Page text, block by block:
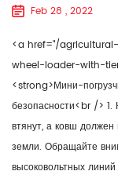
Feb 28 , 2022
<a href="/
wheel-loader-with-
<strong>Мини-
безопасности<br /> 1.
втянут, а ковш
земли. Обращайте
высоковольтных